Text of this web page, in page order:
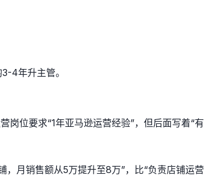
4年升主管。
位要求“1年亚马逊运营经验”，但后面写着“有
月销售额从5万提升至8万”，比“负责店铺运营